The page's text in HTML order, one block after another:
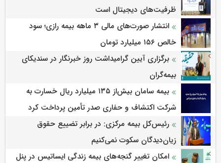
ظرفیت‌های دیجیتال است
انتشار صورت‌های مالی ۳ ماهه بیمه رازی؛ سود
خالص ۱۵۶ میلیارد تومان
برگزاری آیین گرامیداشت روز خبرنگار در سندیکای
بیمه‌گران
بیمه سامان بیش‌از ۱۳۵ میلیارد ریال خسارت به
شرکت اکتشاف و حفاری صدر تأمین پرداخت کرد
رئیس‌کل بیمه مرکزی: در برابر تضییع حقوق
زیان‌دیدگان سکوت نمی‌کنیم
امکان تغییر گنجه‌های بیمه زندگی ایساتیس در پنل